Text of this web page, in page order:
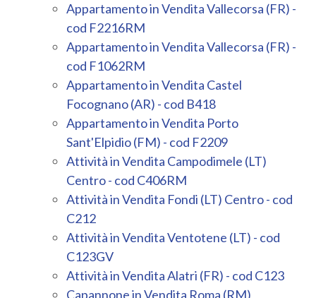
Appartamento in Vendita Vallecorsa (FR) -
cod F2216RM
Appartamento in Vendita Vallecorsa (FR) -
cod F1062RM
Appartamento in Vendita Castel
Focognano (AR) - cod B418
Appartamento in Vendita Porto
Sant'Elpidio (FM) - cod F2209
Attività in Vendita Campodimele (LT)
Centro - cod C406RM
Attività in Vendita Fondi (LT) Centro - cod
C212
Attività in Vendita Ventotene (LT) - cod
C123GV
Attività in Vendita Alatri (FR) - cod C123
Capannone in Vendita Roma (RM)